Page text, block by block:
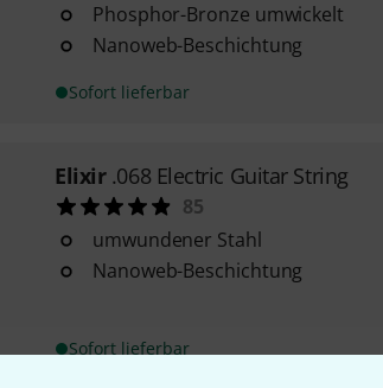
Phosphor-Bronze umwickelt
Nanoweb-Beschichtung
Sofort lieferbar
Elixir .068 Electric Guitar String
85
umwundener Stahl
Nanoweb-Beschichtung
Sofort lieferbar